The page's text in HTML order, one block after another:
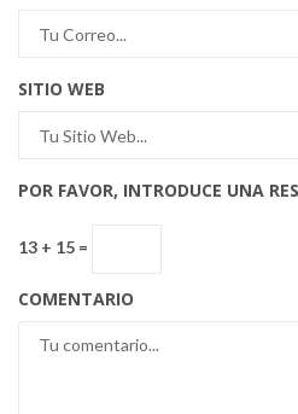
SITIO WEB
POR FAVOR, INTRODUCE UNA
13 + 15 =
COMENTARIO